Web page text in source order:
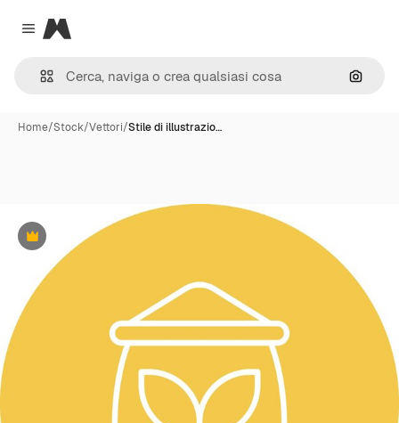
Close menu
Magnific
Cerca
Home/Stock/Vettori/Stile di illustrazio…
Premium